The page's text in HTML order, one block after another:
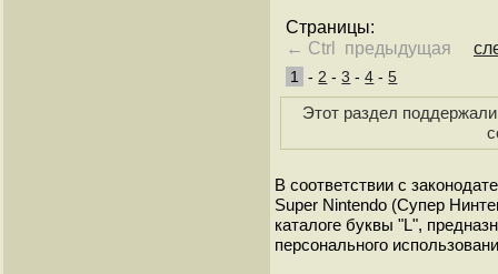
Страницы:
← Ctrl предыдущая
1 - 2 -3 -4 -5
Этот раздел
В соответствии с
Super Nintendo (Супер
каталоге буквы "L",
персонального